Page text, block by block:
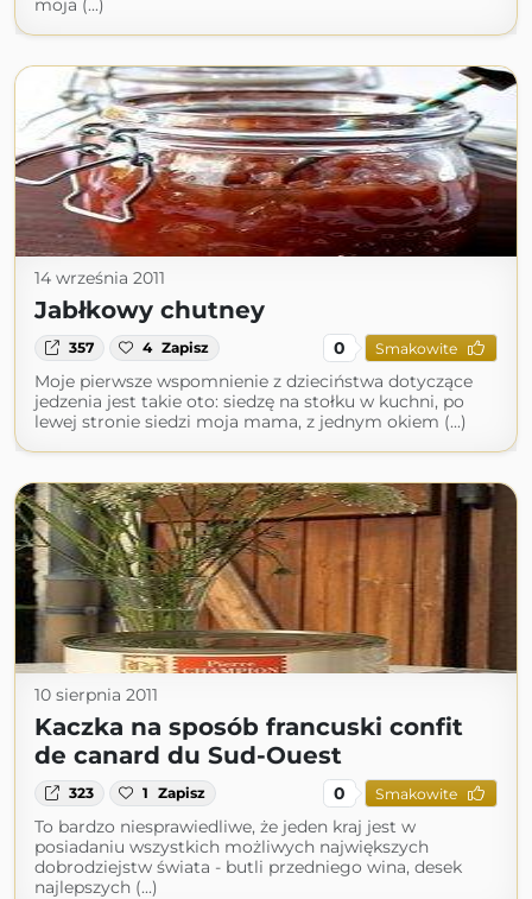
moja (...)
14 września 2011
Jabłkowy chutney
357 4 Zapisz 0 Smakowite
Moje pierwsze wspomnienie z dzieciństwa dotyczące
jedzenia jest takie oto: siedzę na stołku w kuchni, po
lewej stronie siedzi moja mama, z jednym okiem (...)
10 sierpnia 2011
Kaczka na sposób francuski confit
de canard du Sud-Ouest
323 1 Zapisz 0 Smakowite
To bardzo niesprawiedliwe, że jeden kraj jest w
posiadaniu wszystkich możliwych największych
dobrodziejstw świata - butli przedniego wina, desek
najlepszych (...)